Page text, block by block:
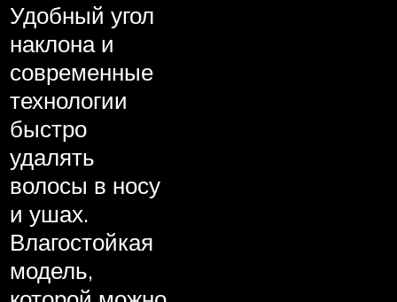
Удобный угол
наклона и
современные
технологии
быстро
удалять
волосы в носу
и ушах.
Влагостойкая
модель,